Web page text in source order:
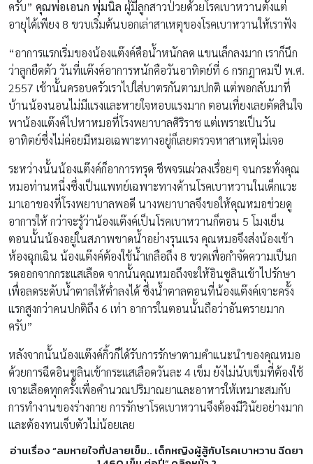
มาเอาของที่โรงพยาบาลพอดี นางพยาบาลจึงขอให้คุณหมอช่วยดู
อาการให้ กว่าจะรู้ว่าน้องแต๊งค์เป็นโรคเบาหวานก็ตอน 5 โมงเย็น
ตอนนั้นน้องอยู่ในสภาพขาดน้ำอย่างรุนแรง คุณหมอจึงส่งน้องเข้า
ห้องฉุกเฉิน น้องแต๊งค์ต้องใช้น้ำเกลือถึง 8 ขวดเพื่อกำจัดความเป็นก
รดออกจากกระแสเลือด จากนั้นคุณหมอถึงจะให้อินซูลินเข้าไปรักษา
เพื่อลดระดับน้ำตาลให้ต่ำลงได้ ซึ่งน้ำตาลตอนที่น้องแต๊งค์เจาะครั้ง
แรกสูงกว่าคนปกติถึง 6 เท่า อาการในตอนนั้นถือว่าอันตรายมาก
ครับ”
หลังจากนั้นน้องแต๊งค์กิ้วก็ได้รับการรักษาตามคำแนะนำของคุณหมอ
ด้วยการฉีดอินซูลินเข้ากระแสเลือดวันละ 4 เข็ม ยังไม่นับเข็มที่ต้องใช้
เจาะเลือดทุกครั้งเพื่อคำนวณปริมาณยาและอาหารให้เหมาะสมกับ
การทำงานของร่างกาย การรักษาโรคเบาหวานจึงต้องมีวินัยอย่างมาก
และต้องทนเจ็บตัวไม่น้อยเลย
อ่านเรื่อง “ลมหายใจที่ปลายเข็ม.. เด็กหญิงผู้สู้กับโรคเบาหวาน ฉีดยา
1,460 เข็ม ต่อปี” คลิกหน้า 2
Pages:12 3
Share On :
Tags